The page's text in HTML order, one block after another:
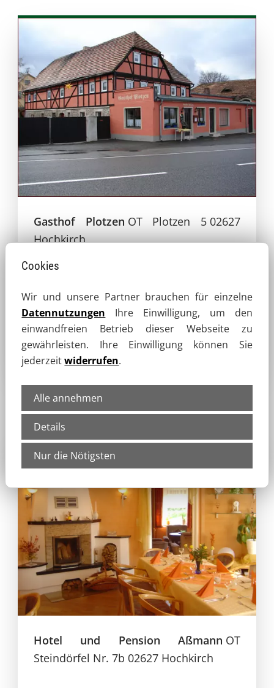
Gasthof Plotzen OT Plotzen 5 02627
Hochkirch
Telefon: 035939 816 68
886 50
E-Mail:info@gasthof-plotzen.de
Internet:www.gasthof-plotzen.de
Hotel und Pension Aßmann OT
Steindörfel Nr. 7b 02627 Hochkirch
Cookies
Wir und unsere Partner brauchen für einzelne
Datennutzungen Ihre Einwilligung, um den
einwandfreien Betrieb dieser Webseite zu
gewährleisten. Ihre Einwilligung können Sie
jederzeitwiderrufen.
Alle annehmen
Details
Nur die Nötigsten